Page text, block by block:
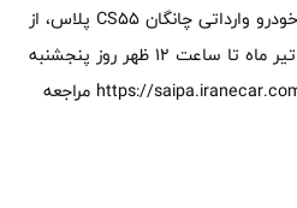
ثبت‌نام در این مرحله از عرضه خودرو وارداتی چانگان CS55 پلاس، از
ساعت 10 صبح روز پنجشنبه 11 تیر ماه تا ساعت 12 ظهر روز پنجشنبه
18 تیر ماه به آدرس اینترنتی https://saipa.iranecar.com مراجعه